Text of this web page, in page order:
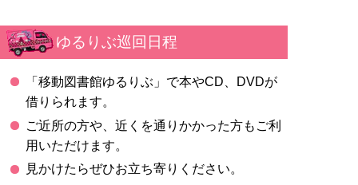
ゆるりぶ巡回日程
「移動図書館ゆるりぶ」で本やCD、DVDが
借りられます。
ご近所の方や、近くを通りかかった方もご利
用いただけます。
見かけたらぜひお立ち寄りください。